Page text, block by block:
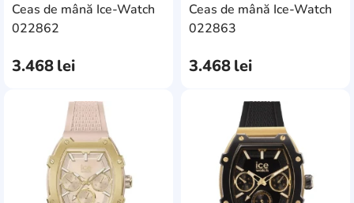
Ceas de mână Ice-Watch
022862
3.468lei
AddCardToCart
Ceas de mână Ice-Watch
022863
3.468lei
AddCardToFavourite